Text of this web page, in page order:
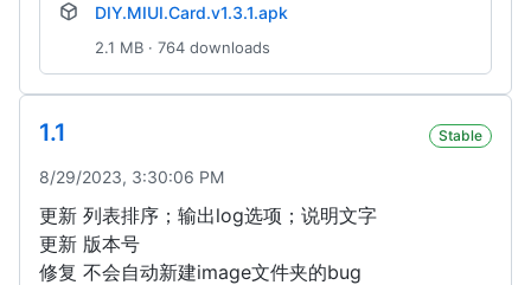
DIY.MIUI.Card.v1.3.1.apk
2.1 MB · 764 downloads
1.1 Stable
8/29/2023, 3:30:06 PM
更新 列表排序；输出log选项；说明文字
更新 版本号
修复 不会自动新建image文件夹的bug